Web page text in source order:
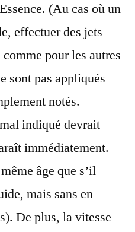
(Au cas où un
effectuer des jets
pour les autres
sont pas appliqués
notés.
indiqué devrait
immédiatement.
âge que s’il
mais sans en
De plus, la vitesse